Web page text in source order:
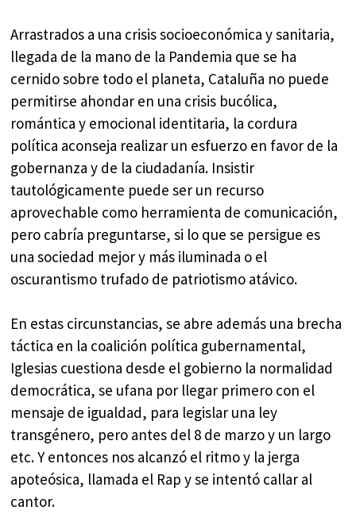
Arrastrados a una crisis socioeconómica y sanitaria,
llegada de la mano de la Pandemia que se ha
cernido sobre todo el planeta, Cataluña no puede
permitirse ahondar en una crisis bucólica,
romántica y emocional identitaria, la cordura
política aconseja realizar un esfuerzo en favor de la
gobernanza y de la ciudadanía. Insistir
tautológicamente puede ser un recurso
aprovechable como herramienta de comunicación,
pero cabría preguntarse, si lo que se persigue es
una sociedad mejor y más iluminada o el
oscurantismo trufado de patriotismo atávico.
En estas circunstancias, se abre además una brecha
táctica en la coalición política gubernamental,
Iglesias cuestiona desde el gobierno la normalidad
democrática, se ufana por llegar primero con el
mensaje de igualdad, para legislar una ley
transgénero, pero antes del 8 de marzo y un largo
etc. Y entonces nos alcanzó el ritmo y la jerga
apoteósica, llamada el Rap y se intentó callar al
cantor.